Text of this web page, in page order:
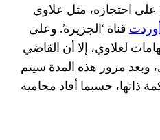
على احتجازه، مثل علاوي
قناة ‘الجزيرة’. وعلى
لعلاوي، إلا أن القاضي
وبعد مرور هذه المدة سيتم
ذاتها، حسبما أفاد محاميه